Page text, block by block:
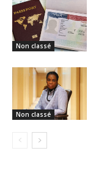
Non classé
Non classé